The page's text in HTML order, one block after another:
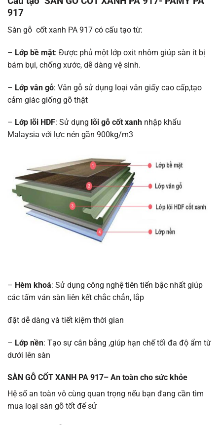
917
Sàn gỗ cốt xanh PA 917 có cấu tạo từ:
– Lớp bề mặt: Được phủ một lớp oxit nhôm giúp sàn ít bị
bám bụi, chống xước, dễ dàng vệ sinh.
– Lớp vân gỗ: Vân gỗ sử dụng loại vân giấy cao cấp,tạo
cảm giác giống gỗ thật
– Lớp lõi HDF: Sử dụng lõi gỗ cốt xanh nhập khẩu
Malaysia với lực nén gần 900kg/m3
– Hèm khoá: Sử dụng công nghệ tiên tiến bậc nhất giúp
các tấm ván sàn liên kết chắc chắn, lắp
đặt dễ dàng và tiết kiệm thời gian
– Lớp nền: Tạo sự cân bằng ,giúp hạn chế tối đa độ ẩm từ
dưới lên sàn
SÀN GỖ CỐT XANH PA 917– An toàn cho sức khỏe
Hệ số an toàn vô cùng quan trọng nếu bạn đang cần tìm
mua loại sàn gỗ tốt để sử